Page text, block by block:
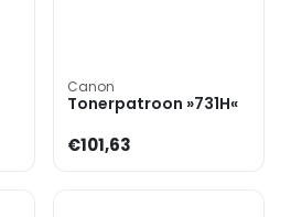
Canon
Tonerpatroon »731H«
€101,63